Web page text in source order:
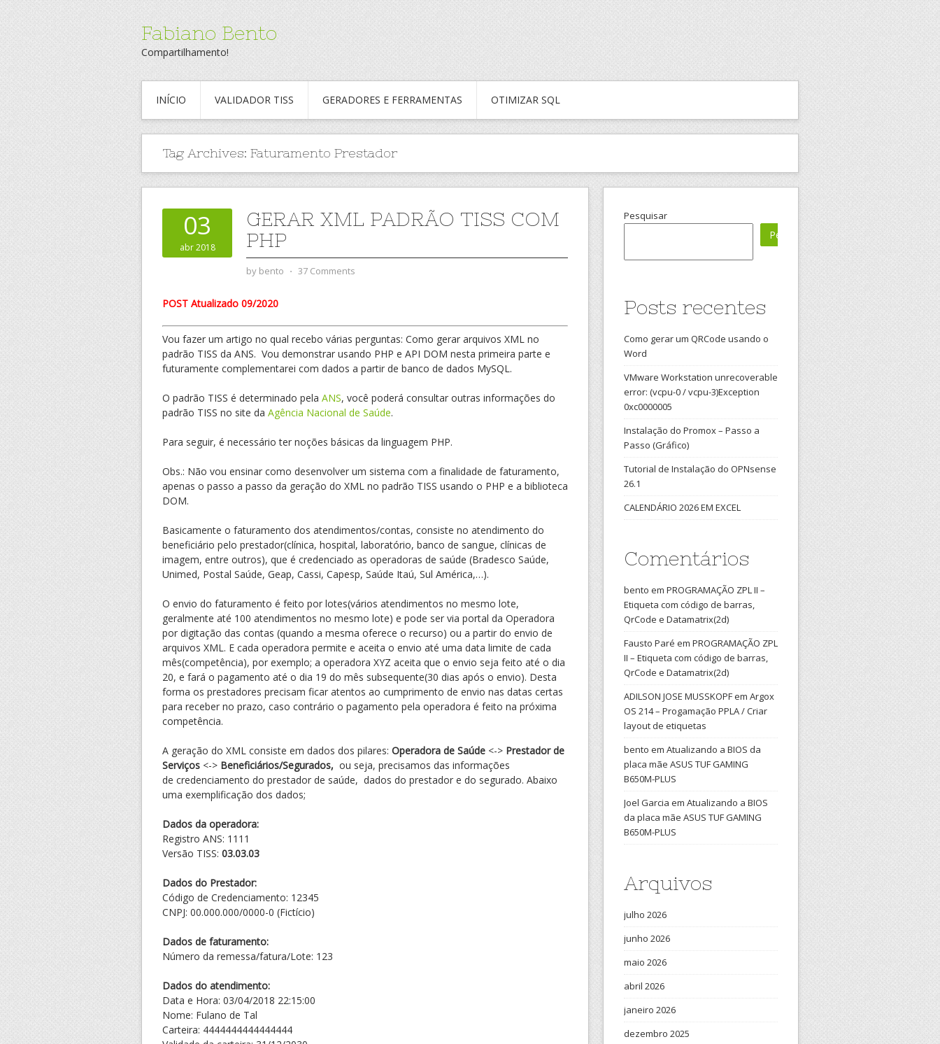
Fabiano Bento
Compartilhamento!
INÍCIO VALIDADOR TISS GERADORES E FERRAMENTAS OTIMIZAR SQL
Tag Archives: Faturamento Prestador
03
abr 2018
GERAR XML PADRÃO TISS COM
PHP
by bento ⋅ 37 Comments
POST Atualizado 09/2020
Vou fazer um artigo no qual recebo várias perguntas: Como gerar arquivos XML no
padrão TISS da ANS. Vou demonstrar usando PHP e API DOM nesta primeira parte e
futuramente complementarei com dados a partir de banco de dados MySQL.
O padrão TISS é determinado pela ANS, você poderá consultar outras informações do
padrão TISS no site da Agência Nacional de Saúde.
Para seguir, é necessário ter noções básicas da linguagem PHP.
Obs.: Não vou ensinar como desenvolver um sistema com a finalidade de faturamento,
apenas o passo a passo da geração do XML no padrão TISS usando o PHP e a biblioteca
DOM.
Basicamente o faturamento dos atendimentos/contas, consiste no atendimento do
beneficiário pelo prestador(clínica, hospital, laboratório, banco de sangue, clínicas de
imagem, entre outros), que é credenciado as operadoras de saúde (Bradesco Saúde,
Unimed, Postal Saúde, Geap, Cassi, Capesp, Saúde Itaú, Sul América,…).
O envio do faturamento é feito por lotes(vários atendimentos no mesmo lote,
geralmente até 100 atendimentos no mesmo lote) e pode ser via portal da Operadora
por digitação das contas (quando a mesma oferece o recurso) ou a partir do envio de
arquivos XML. E cada operadora permite e aceita o envio até uma data limite de cada
mês(competência), por exemplo; a operadora XYZ aceita que o envio seja feito até o dia
20, e fará o pagamento até o dia 19 do mês subsequente(30 dias após o envio). Desta
forma os prestadores precisam ficar atentos ao cumprimento de envio nas datas certas
para receber no prazo, caso contrário o pagamento pela operadora é feito na próxima
competência.
A geração do XML consiste em dados dos pilares: Operadora de Saúde <-> Prestador de
Serviços <-> Beneficiários/Segurados, ou seja, precisamos das informações
de credenciamento do prestador de saúde, dados do prestador e do segurado. Abaixo
uma exemplificação dos dados;
Dados da operadora:
Registro ANS: 1111
Versão TISS: 03.03.03
Dados do Prestador:
Código de Credenciamento: 12345
CNPJ: 00.000.000/0000-0 (Fictício)
Dados de faturamento:
Número da remessa/fatura/Lote: 123
Dados do atendimento:
Data e Hora: 03/04/2018 22:15:00
Nome: Fulano de Tal
Carteira: 4444444444444444
Pesquisar
Pesquisar
Posts recentes
Como gerar um QRCode usando o
Word
VMware Workstation unrecoverable
error: (vcpu-0 / vcpu-3)Exception
0xc0000005
Instalação do Promox – Passo a
Passo (Gráfico)
Tutorial de Instalação do OPNsense
26.1
CALENDÁRIO 2026 EM EXCEL
Comentários
bento em PROGRAMAÇÃO ZPL II –
Etiqueta com código de barras,
QrCode e Datamatrix(2d)
Fausto Paré em PROGRAMAÇÃO ZPL
II – Etiqueta com código de barras,
QrCode e Datamatrix(2d)
ADILSON JOSE MUSSKOPFem Argox
OS 214 – Progamação PPLA / Criar
layout de etiquetas
bento em Atualizando a BIOS da
placa mãe ASUS TUF GAMING
B650M-PLUS
Joel Garcia em Atualizando a BIOS
da placa mãe ASUS TUF GAMING
B650M-PLUS
Arquivos
julho 2026
junho 2026
maio 2026
abril 2026
janeiro 2026
dezembro 2025